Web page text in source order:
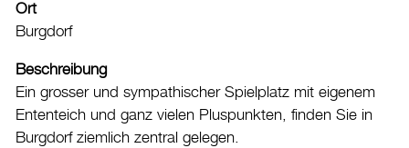
Ort
Burgdorf
Beschreibung
Ein grosser und sympathischer Spielplatz mit eigenem
Ententeich und ganz vielen Pluspunkten, finden Sie in
Burgdorf ziemlich zentral gelegen.